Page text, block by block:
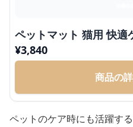
ペットマット 猫用 快適
¥3,840
商品の
ペットのケア時にも活躍す